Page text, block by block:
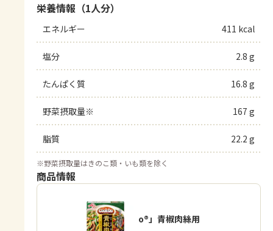
栄養情報（1人分）
エネルギー 411 kcal
塩分 2.8 g
たんぱく質 16.8 g
野菜摂取量※ 167 g
脂質 22.2 g
※野菜摂取量はきのこ類・いも類を除く
商品情報
「Cook Do®」青椒肉絲用